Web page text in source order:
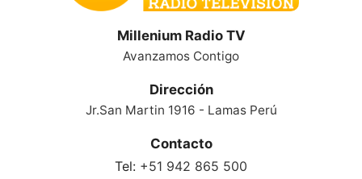
Millenium Radio TV
Avanzamos Contigo
Dirección
Jr.San Martin 1916 - Lamas Perú
Contacto
Tel: +51 942 865 500